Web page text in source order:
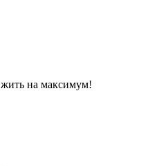
на максимум!